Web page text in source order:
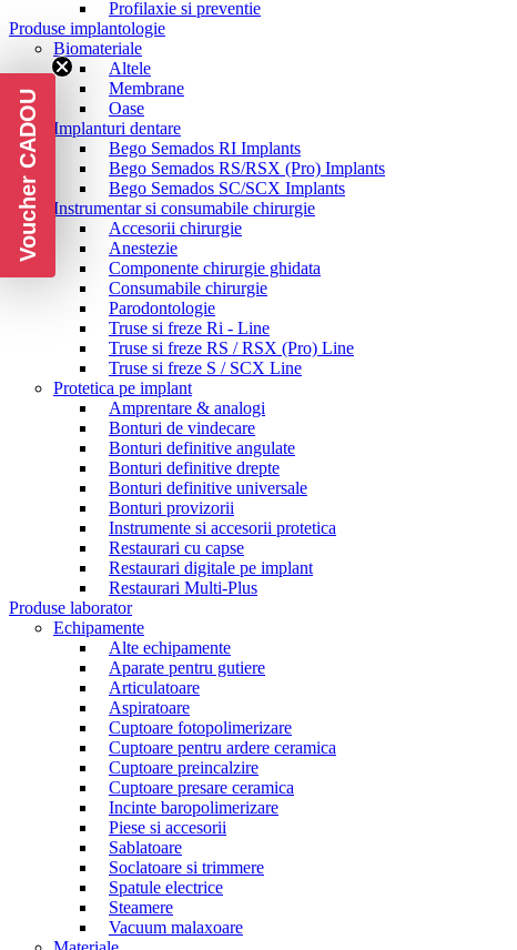
Profilaxie si preventie
Produse implantologie
Biomateriale
Altele
Membrane
Oase
Implanturi dentare
Bego Semados RI Implants
Bego Semados RS/RSX (Pro) Implants
Bego Semados SC/SCX Implants
Instrumentar si consumabile chirurgie
Accesorii chirurgie
Anestezie
Componente chirurgie ghidata
Consumabile chirurgie
Parodontologie
Truse si freze Ri - Line
Truse si freze RS / RSX (Pro) Line
Truse si freze S / SCX Line
Protetica pe implant
Amprentare & analogi
Bonturi de vindecare
Bonturi definitive angulate
Bonturi definitive drepte
Bonturi definitive universale
Bonturi provizorii
Instrumente si accesorii protetica
Restaurari cu capse
Restaurari digitale pe implant
Restaurari Multi-Plus
Produse laborator
Echipamente
Alte echipamente
Aparate pentru gutiere
Articulatoare
Aspiratoare
Cuptoare fotopolimerizare
Cuptoare pentru ardere ceramica
Cuptoare preincalzire
Cuptoare presare ceramica
Incinte baropolimerizare
Piese si accesorii
Sablatoare
Soclatoare si trimmere
Spatule electrice
Steamere
Vacuum malaxoare
Voucher CADOU